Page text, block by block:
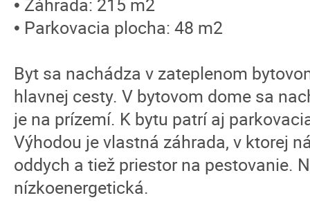
• Parkovacia plocha: 48 m2
Byt sa nachádza v zateplenom
hlavnej cesty. V bytovom dome sa
je na prízemí. K bytu patrí aj
Výhodou je vlastná záhrada, v ktorej
oddych a tiež priestor na pestovanie.
nízkoenergetická.